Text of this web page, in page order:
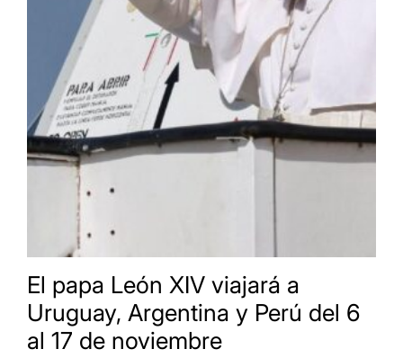
El papa León XIV viajará a
Uruguay, Argentina y Perú del 6
al 17 de noviembre